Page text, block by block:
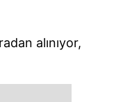
alınıyor,